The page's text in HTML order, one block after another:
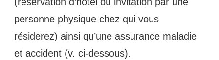
personne physique chez qui vous
résiderez) ainsi qu’une assurance maladie
et accident (v. ci-dessous).